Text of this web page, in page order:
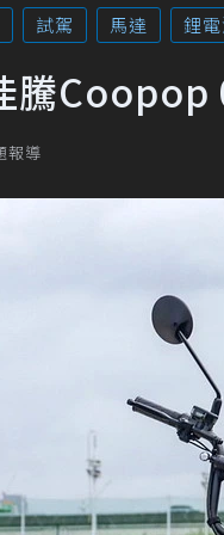
試駕 馬達 鋰
Coopop
報導